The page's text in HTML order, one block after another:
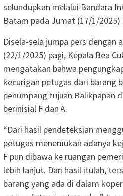
selundupkan melalui Bandara
Batam pada Jumat (17/1/2025)
Disela-sela jumpa pers dengan
(22/1/2025) pagi, Kepala Bea
mengatakan bahwa
kecurigan petugas dari barang
penumpang tujuan Balikpapan
berinisial F dan A.
“Dari hasil pendeteksian
petugas menemukan adanya
F pun dibawa ke ruangan
lebih lanjut. Dari hasil itulah,
barang yang ada di dalam